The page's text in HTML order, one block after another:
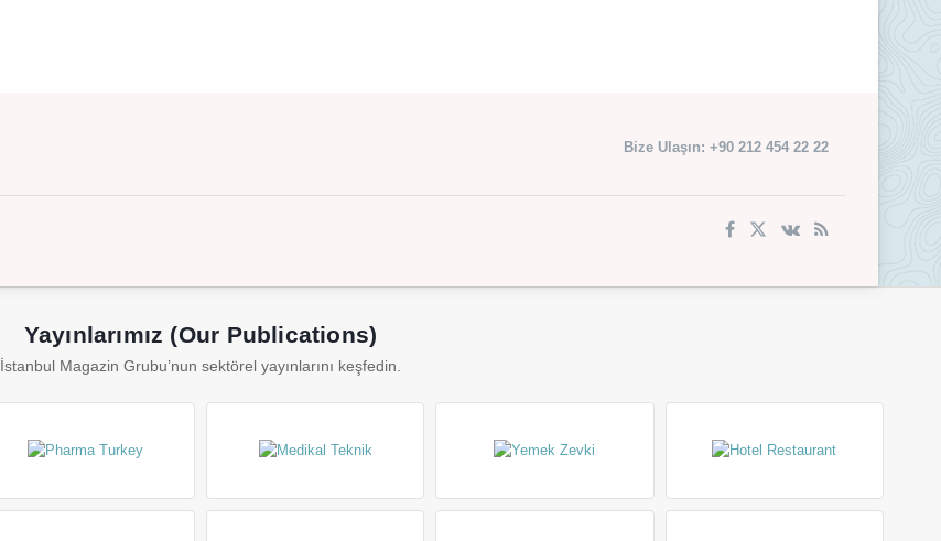
Bize Ulaşın: +90 212 454 22 22
Yayınlarımız (Our Publications)
İstanbul Magazin Grubu’nun sektörel yayınlarını keşfedin.